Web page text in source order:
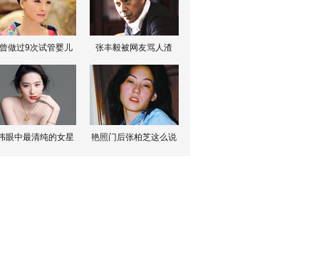
做过9次试管婴儿 张丰毅被网友骂人渣
眼中最清纯的女星 艳照门后张柏芝这么说